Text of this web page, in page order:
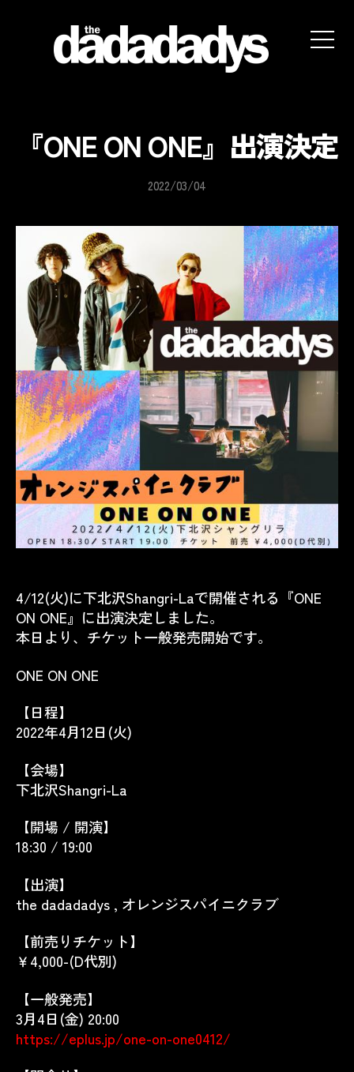
website
『ONE ON ONE』出演決定
2022/03/04
4/12(火)に下北沢Shangri-Laで開催される『ONE
ON ONE』に出演決定しました。
本日より、チケット一般発売開始です。
ONE ON ONE
【日程】
2022年4月12日(火)
【会場】
下北沢Shangri-La
【開場 / 開演】
18:30 / 19:00
【出演】
the dadadadys , オレンジスパイニクラブ
【前売りチケット】
￥4,000-(D代別)
【一般発売】
3月4日(金) 20:00
https://eplus.jp/one-on-one0412/